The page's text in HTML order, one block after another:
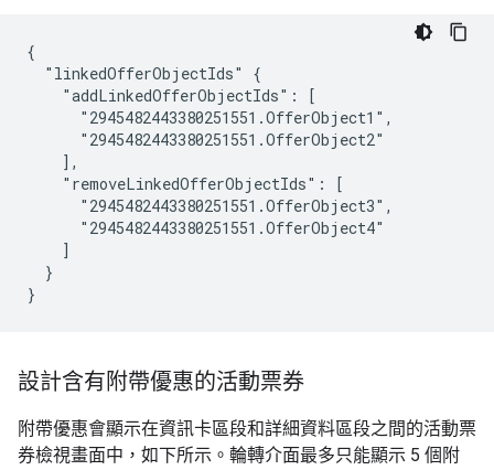
{
  "linkedOfferObjectIds" {
    "addLinkedOfferObjectIds": [
      "2945482443380251551.OfferObject1",
      "2945482443380251551.OfferObject2"
    ],
    "removeLinkedOfferObjectIds": [
      "2945482443380251551.OfferObject3",
      "2945482443380251551.OfferObject4"
    ]
  }
}
設計含有附帶優惠的活動票券
附帶優惠會顯示在資訊卡區段和詳細資料區段之間的活動票
券檢視畫面中，如下所示。輪轉介面最多只能顯示 5 個附